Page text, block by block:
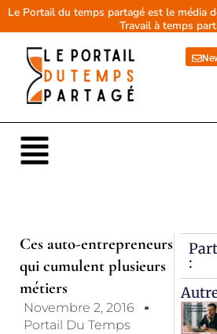
AllerLe Portail du temps partagé est le média
Travail à temps
Main
Menu
Ces auto-entrepreneurs
qui cumulent plusieurs
métiers
Novembre 2, 2016
Portail Du Temps
: